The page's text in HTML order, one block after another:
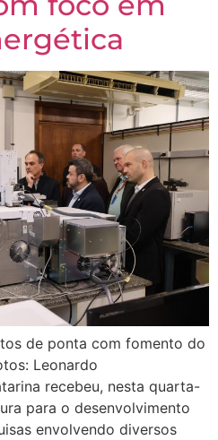
de ponta com fomento do
Leonardo
recebeu, nesta quarta-
para o desenvolvimento
envolvendo diversos